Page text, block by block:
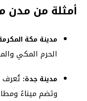
أمثلة من مدن
مدينة مكة
الحرم المكي
مدينة جدة: تُعرف
وتضم ميناءً